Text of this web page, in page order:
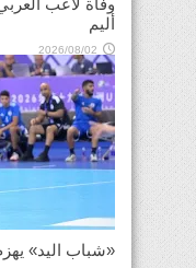
أليم
2026/08/02
«شباب اليد»